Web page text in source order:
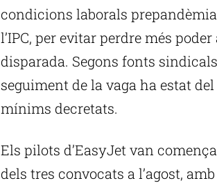
condicions laborals
l’IPC, per evitar perdre més
disparada. Segons fonts
seguiment de la vaga ha estat del
mínims decretats.
Els pilots d’EasyJet van
dels tres convocats a l’agost,